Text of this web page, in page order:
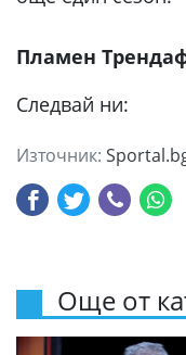
Пламен
Следвай ни:
Източник:
Още от